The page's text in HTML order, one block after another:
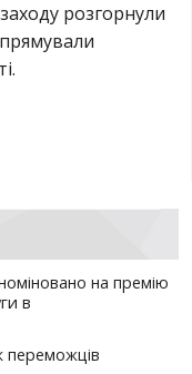
розгорнули
на премію
в
переможців